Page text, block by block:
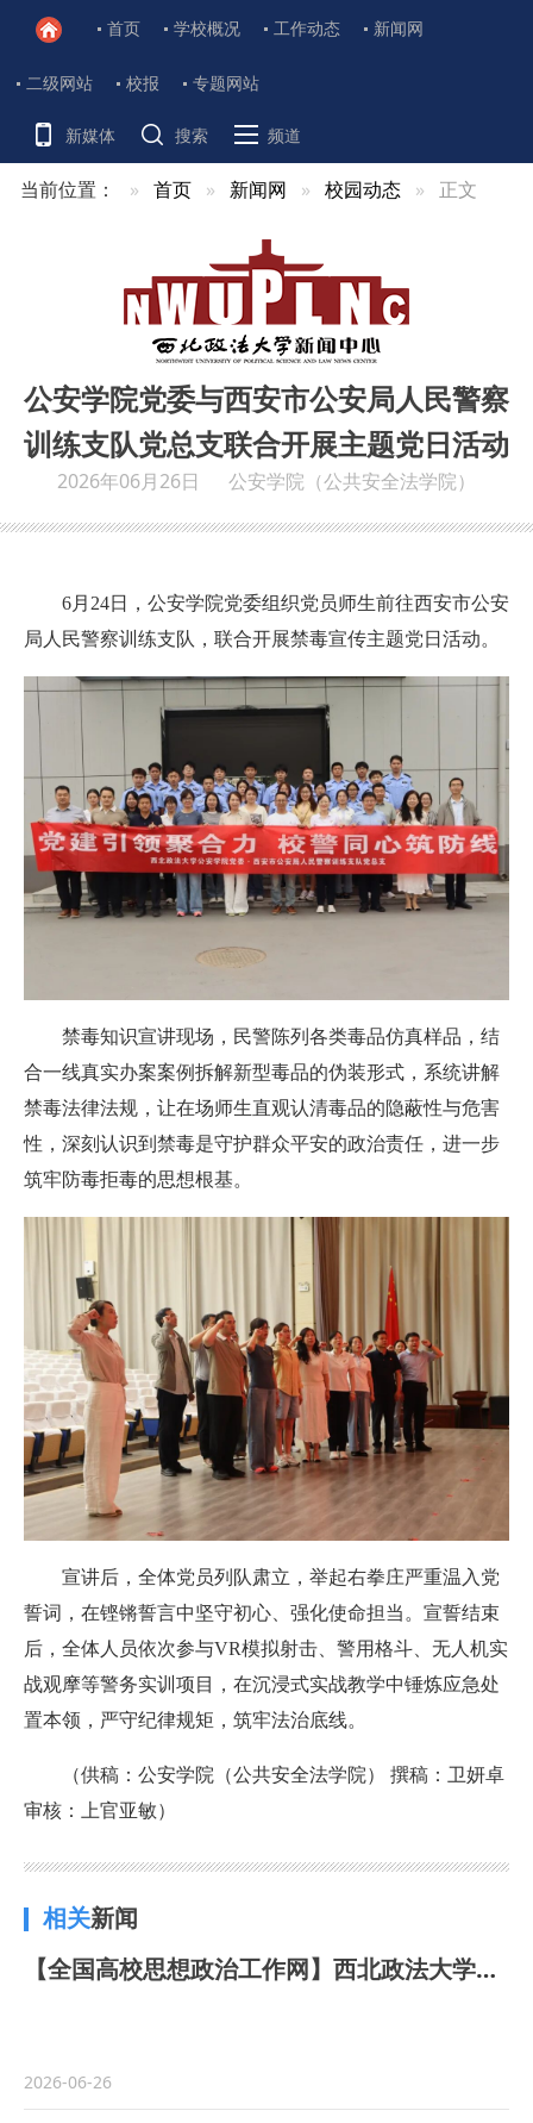
首页 学校概况 工作动态 新闻网
二级网站 校报 专题网站
新媒体 搜索 频道
当前位置： 首页 新闻网 校园动态 正文
公安学院党委与西安市公安局人民警察
训练支队党总支联合开展主题党日活动
2026年06月26日 公安学院（公共安全法学院）
6月24日，公安学院党委组织党员师生前往西安市公安
局人民警察训练支队，联合开展禁毒宣传主题党日活动。
禁毒知识宣讲现场，民警陈列各类毒品仿真样品，结
合一线真实办案案例拆解新型毒品的伪装形式，系统讲解
禁毒法律法规，让在场师生直观认清毒品的隐蔽性与危害
性，深刻认识到禁毒是守护群众平安的政治责任，进一步
筑牢防毒拒毒的思想根基。
宣讲后，全体党员列队肃立，举起右拳庄严重温入党
誓词，在铿锵誓言中坚守初心、强化使命担当。宣誓结束
后，全体人员依次参与VR模拟射击、警用格斗、无人机实
战观摩等警务实训项目，在沉浸式实战教学中锤炼应急处
置本领，严守纪律规矩，筑牢法治底线。
（供稿：公安学院（公共安全法学院） 撰稿：卫妍卓
审核：上官亚敏）
相关新闻
【全国高校思想政治工作网】西北政法大学公安学院（公共安全法学院）：依托“一站式”学生社区，扎实推进学风建设走深走实
2026-06-26